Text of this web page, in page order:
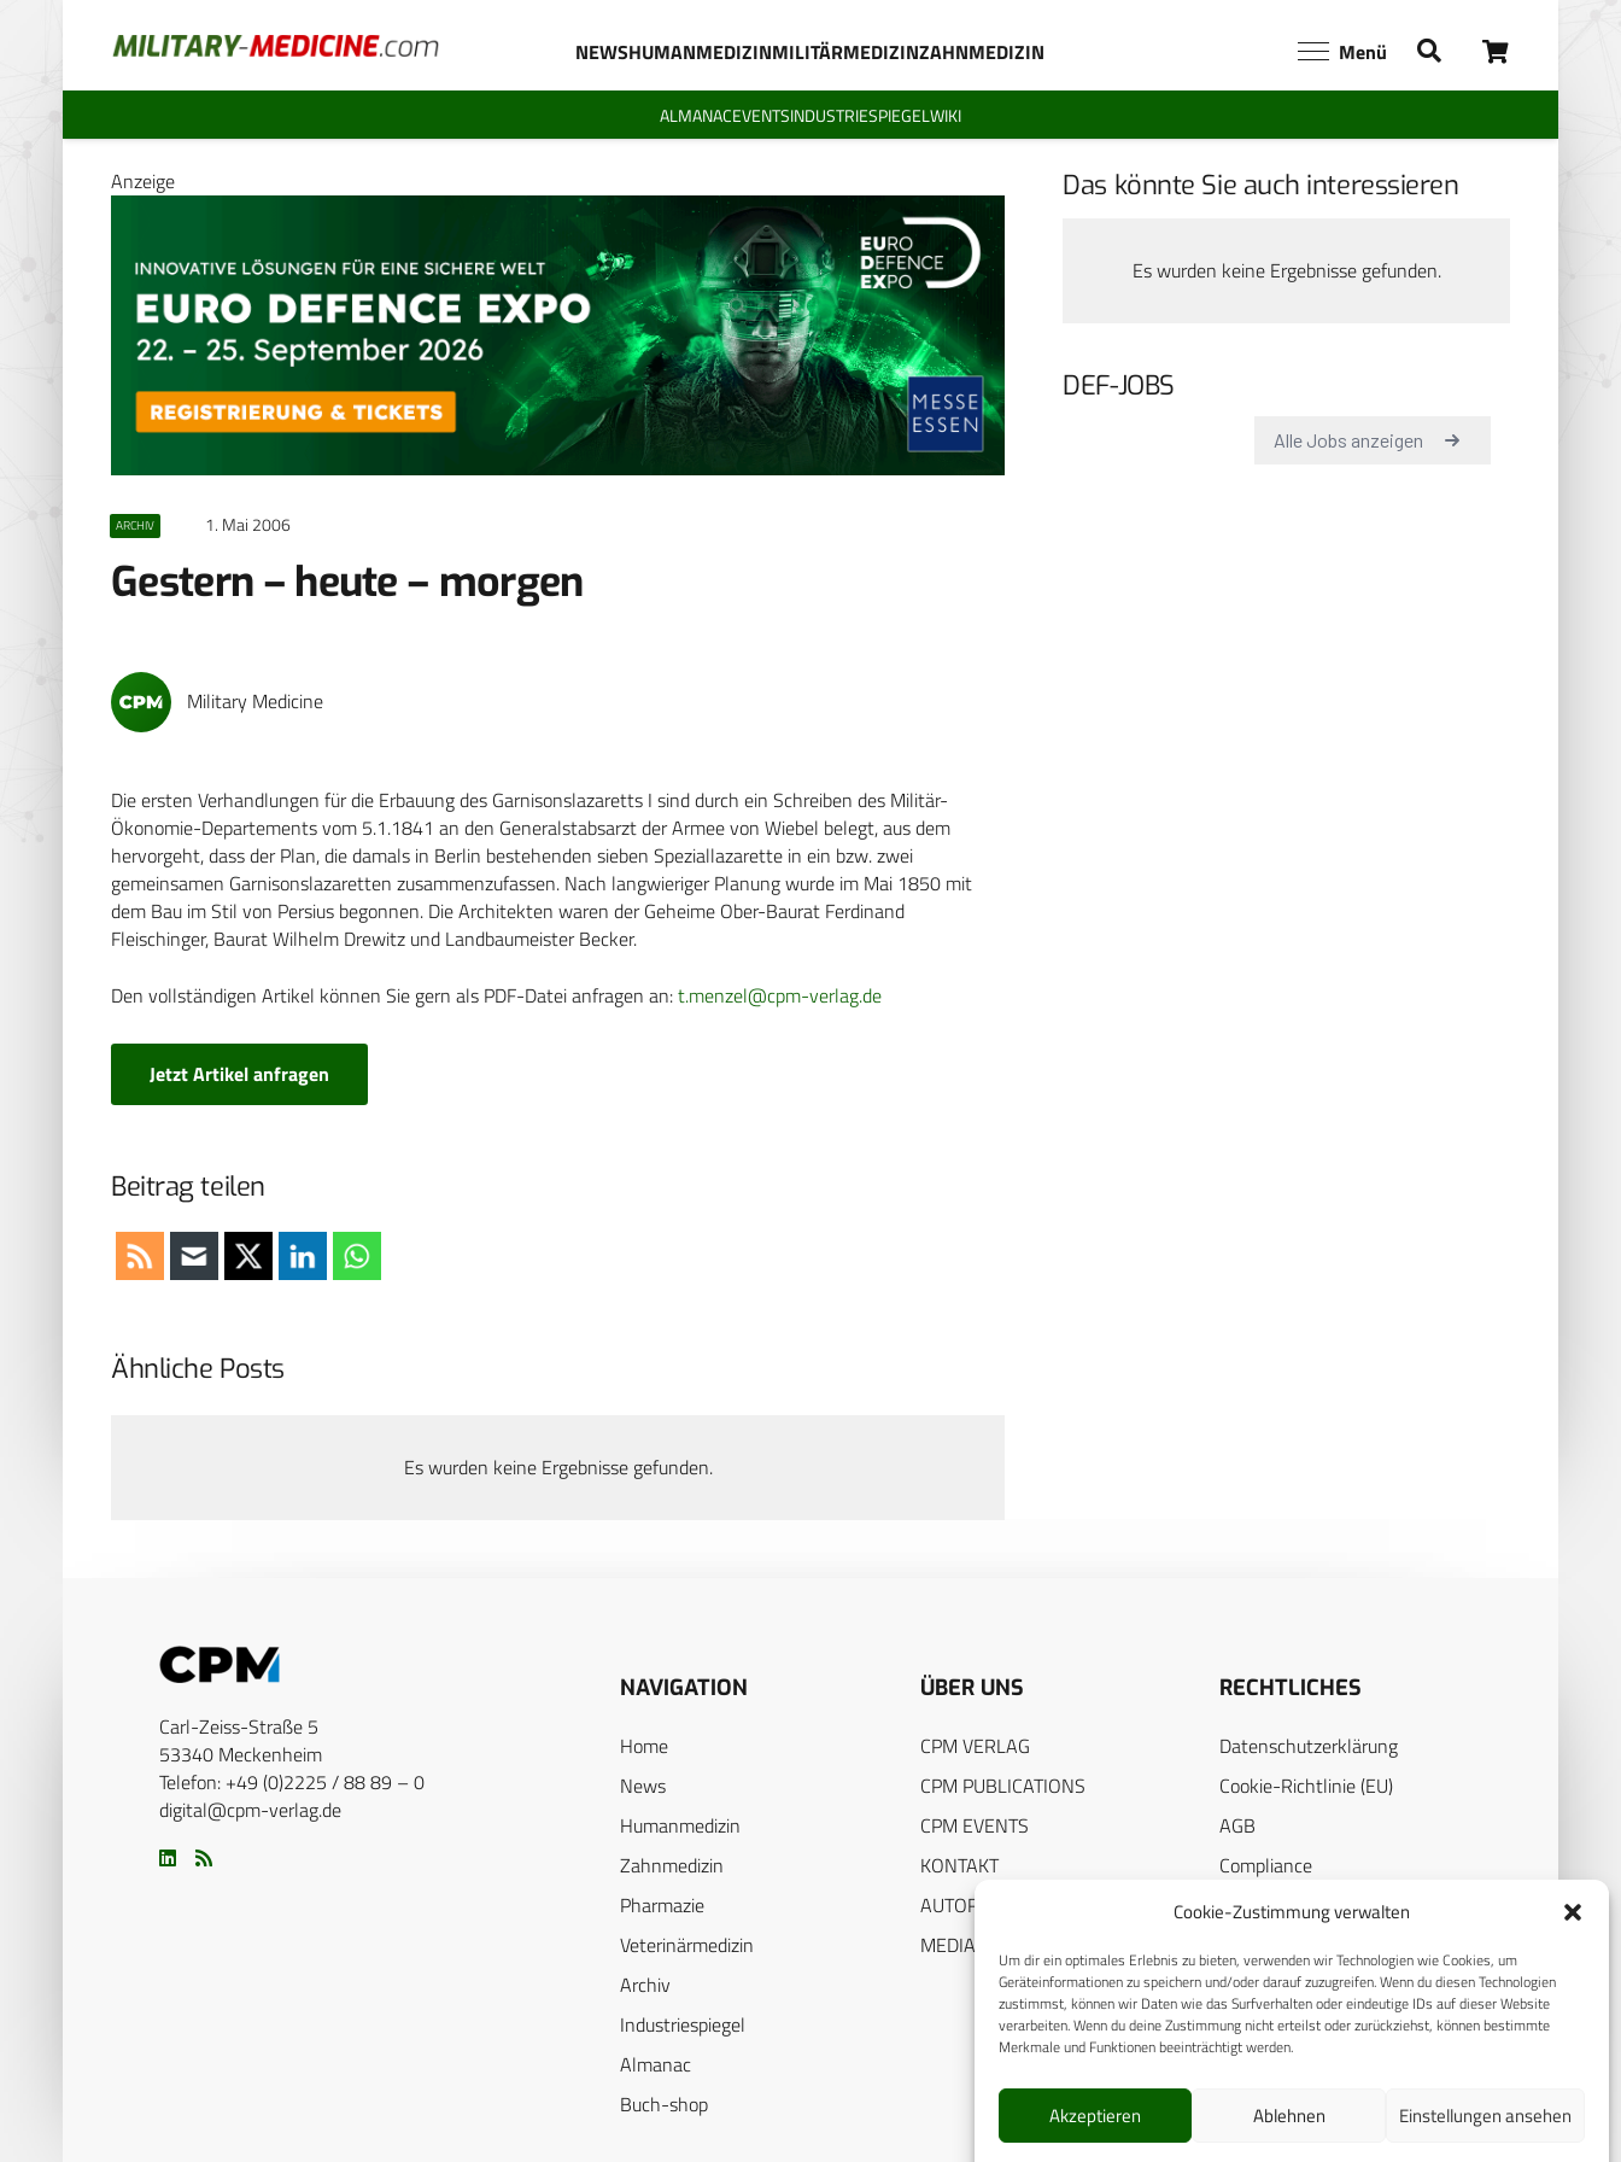
Cookie-Zustimmung verwalten
Um dir ein optimales Erlebnis zu bieten, verwenden wir Technologien wie Cookies, um
Geräteinformationen zu speichern und/oder darauf zuzugreifen. Wenn du diesen Technologien
zustimmst, können wir Daten wie das Surfverhalten oder eindeutige IDs auf dieser Website
verarbeiten. Wenn du deine Zustimmung nicht erteilst oder zurückziehst, können bestimmte
Merkmale und Funktionen beeinträchtigt werden.
Akzeptieren Ablehnen Einstellungen ansehen
NEWSHUMANMEDIZINMILITÄRMEDIZINZAHNMEDIZIN Menü
ALMANACEVENTSINDUSTRIESPIEGELWIKI
Anzeige
ARCHIV 1. Mai 2006
Gestern – heute – morgen
Military Medicine
Die ersten Verhandlungen für die Erbauung des Garnisonslazaretts I sind durch ein Schreiben des Militär-
Ökonomie-Departements vom 5.1.1841 an den Generalstabsarzt der Armee von Wiebel belegt, aus dem
hervorgeht, dass der Plan, die damals in Berlin bestehenden sieben Speziallazarette in ein bzw. zwei
gemeinsamen Garnisonslazaretten zusammenzufassen. Nach langwieriger Planung wurde im Mai 1850 mit
dem Bau im Stil von Persius begonnen. Die Architekten waren der Geheime Ober-Baurat Ferdinand
Fleischinger, Baurat Wilhelm Drewitz und Landbaumeister Becker.
Den vollständigen Artikel können Sie gern als PDF-Datei anfragen an:t.menzel@cpm-verlag.de
Jetzt Artikel anfragen
Beitrag teilen
Das könnte Sie auch interessieren
Es wurden keine Ergebnisse gefunden.
DEF-JOBS
Ähnliche Posts
Es wurden keine Ergebnisse gefunden.
Carl-Zeiss-Straße 5
53340 Meckenheim
Telefon: +49 (0)2225 / 88 89 – 0
digital@cpm-verlag.de
NAVIGATION
Home
News
Humanmedizin
Zahnmedizin
Pharmazie
Veterinärmedizin
Archiv
Industriespiegel
Almanac
Buch-shop
ÜBER UNS
CPM VERLAG
CPM PUBLICATIONS
CPM EVENTS
KONTAKT
AUTORENHINWEISE
MEDIADATEN
RECHTLICHES
Datenschutzerklärung
Cookie-Richtlinie (EU)
AGB
Compliance
Impressum